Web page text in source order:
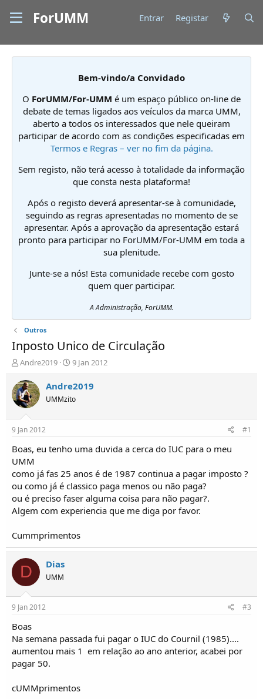
ForUMM Entrar Registar
Bem-vindo/a Convidado
O ForUMM/For-UMM é um espaço público on-line de
debate de temas ligados aos veículos da marca UMM,
aberto a todos os interessados que nele queiram
participar de acordo com as condições especificadas em
Termos e Regras – ver no fim da página.
Sem registo, não terá acesso à totalidade da informação
que consta nesta plataforma!
Após o registo deverá apresentar-se à comunidade,
seguindo as regras apresentadas no momento de se
apresentar. Após a aprovação da apresentação estará
pronto para participar no ForUMM/For-UMM em toda a
sua plenitude.
Junte-se a nós! Esta comunidade recebe com gosto
quem quer participar.
A Administração, ForUMM.
Outros
Inposto Unico de Circulação
I
n
i
c
i
o
r
d
e
T
ó
p
i
s
Andre2019
D
a
t
d
o
9 Jan 2012
Andre2019
UMMzito
9 Jan 2012 #1
Boas, eu tenho uma duvida a cerca do IUC para o meu
UMM
como já fas 25 anos é de 1987 continua a pagar imposto ?
ou como já é classico paga menos ou não paga?
ou é preciso faser alguma coisa para não pagar?.
Algem com experiencia que me diga por favor.
Cummprimentos
D Dias
UMM
9 Jan 2012 #3
Boas
Na semana passada fui pagar o IUC do Cournil (1985)....
aumentou mais 1  em relação ao ano anterior, acabei por
pagar 50.
cUMMprimentos